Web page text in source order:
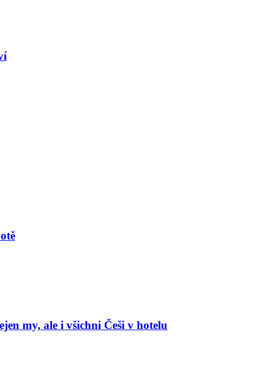
my, ale i všichni Češi v hotelu